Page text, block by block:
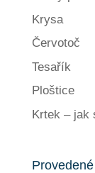
Krysa
Červotoč
Tesařík
Ploštice
Krtek – jak